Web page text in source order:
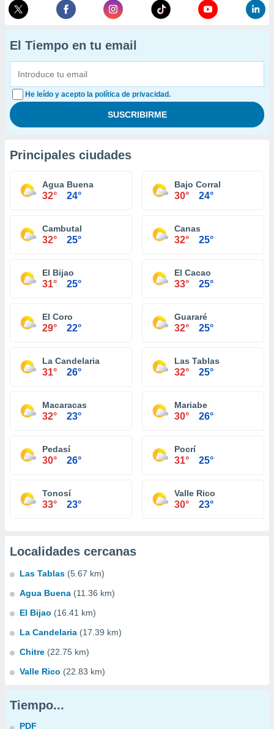
El Tiempo en tu email
He leído y acepto la política de privacidad.
Principales ciudades
Agua Buena
32° 24°
Bajo Corral
30° 24°
Cambutal
32° 25°
Canas
32° 25°
El Bijao
31° 25°
El Cacao
33° 25°
El Coro
29° 22°
Guararé
32° 25°
La Candelaria
31° 26°
Las Tablas
32° 25°
Macaracas
32° 23°
Mariabe
30° 26°
Pedasí
30° 26°
Pocrí
31° 25°
Tonosí
33° 23°
Valle Rico
30° 23°
Localidades cercanas
Las Tablas (5.67 km)
Agua Buena (11.36 km)
El Bijao (16.41 km)
La Candelaria (17.39 km)
Chitre (22.75 km)
Valle Rico (22.83 km)
Tiempo...
PDF